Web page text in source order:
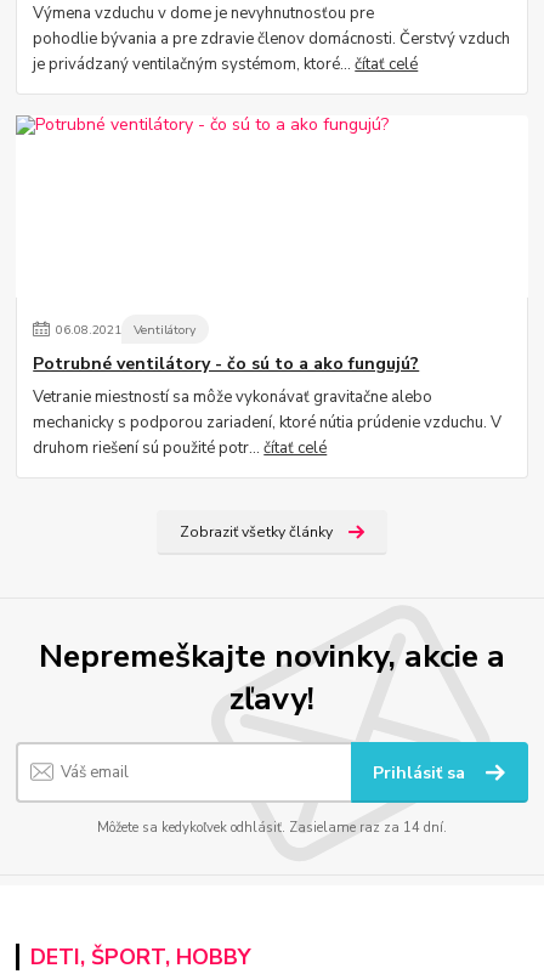
Výmena vzduchu v dome je nevyhnutnosťou pre
pohodlie bývania a pre zdravie členov domácnosti. Čerstvý vzduch
je privádzaný ventilačným systémom, ktoré...čítať celé
06.08.2021 Ventilátory
Potrubné ventilátory - čo sú to a ako fungujú?
Vetranie miestností sa môže vykonávať gravitačne alebo
mechanicky s podporou zariadení, ktoré nútia prúdenie vzduchu. V
druhom riešení sú použité potr...čítať celé
Zobraziť všetky články
Nepremeškajte novinky, akcie a
zľavy!
Prihlásiť sa
Môžete sa kedykoľvek odhlásiť. Zasielame raz za 14 dní.
DETI, ŠPORT, HOBBY